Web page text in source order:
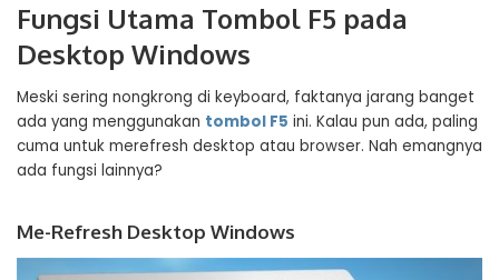
Fungsi Utama Tombol F5 pada
Desktop Windows
Meski sering nongkrong di keyboard, faktanya jarang banget
ada yang menggunakan tombol F5 ini. Kalau pun ada, paling
cuma untuk merefresh desktop atau browser. Nah emangnya
ada fungsi lainnya?
Me-Refresh Desktop Windows